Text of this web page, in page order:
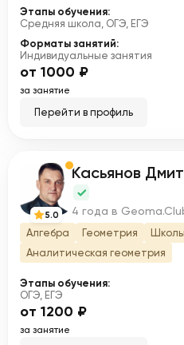
Этапы обучения:
Средняя школа, ОГЭ, ЕГЭ
Форматы занятий:
Индивидуальные занятия
от 1000 ₽
за занятие
Перейти в профиль
К
5.0
Касьянов
4 года в
Алгебра Геометрия
Аналитическая геометрия
Этапы обучения:
ОГЭ, ЕГЭ
от 1200 ₽
за занятие